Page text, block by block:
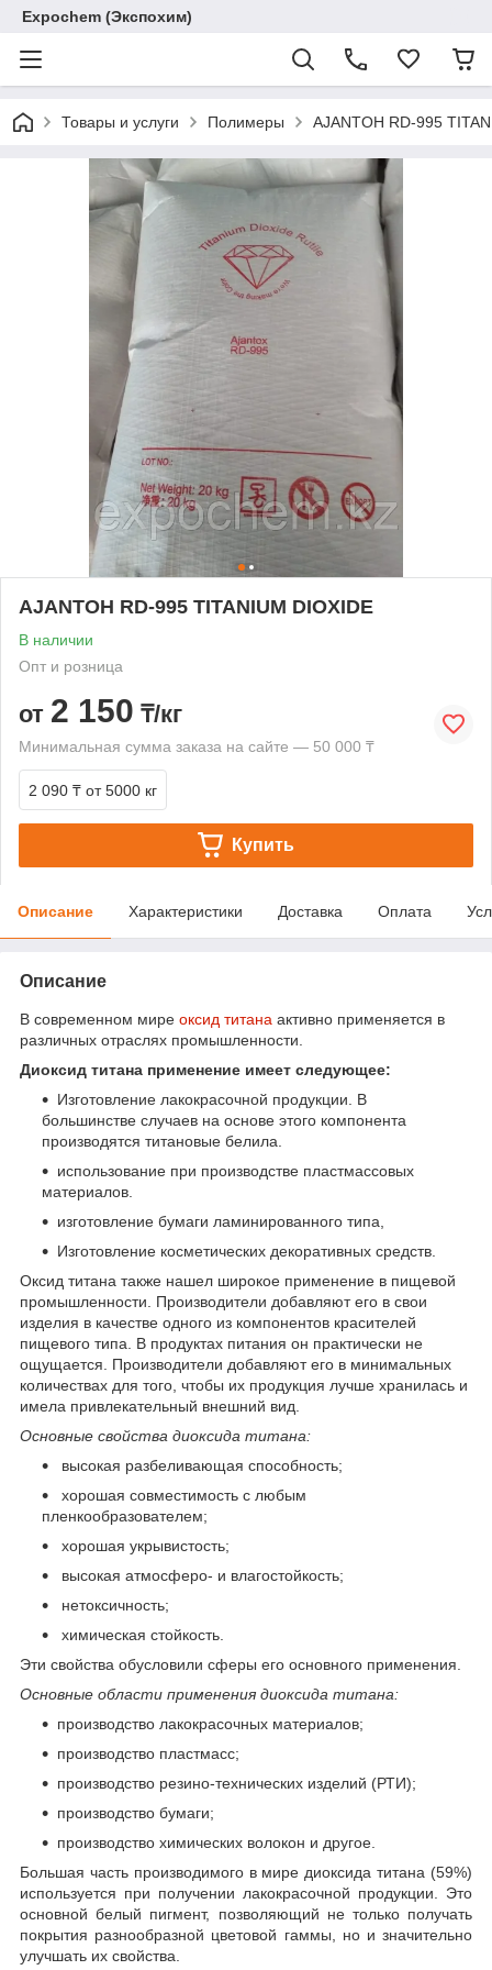
Expochem (Экспохим)
Товары и услуги Полимеры AJANTOH RD-995
AJANTOH RD-995 TITANIUM DIOXIDE
В наличии
Опт и розница
от 2 150 ₸/кг
Минимальная сумма заказа на сайте — 50 000 ₸
2 090 ₸ от 5000 кг
Купить
Описание Характеристики Доставка Оплата
Описание
В современном мире оксид титана активно применяется в
различных отраслях промышленности.
Диоксид титана применение имеет следующее:
Изготовление лакокрасочной продукции. В
большинстве случаев на основе этого компонента
производятся титановые белила.
использование при производстве пластмассовых
материалов.
изготовление бумаги ламинированного типа,
Изготовление косметических декоративных средств.
Оксид титана также нашел широкое применение в пищевой
промышленности. Производители добавляют его в свои
изделия в качестве одного из компонентов красителей
пищевого типа. В продуктах питания он практически не
ощущается. Производители добавляют его в минимальных
количествах для того, чтобы их продукция лучше хранилась и
имела привлекательный внешний вид.
Основные свойства диоксида титана:
высокая разбеливающая способность;
хорошая совместимость с любым
пленкообразователем;
хорошая укрывистость;
высокая атмосферо- и влагостойкость;
нетоксичность;
химическая стойкость.
Эти свойства обусловили сферы его основного применения.
Основные области применения диоксида титана:
производство лакокрасочных материалов;
производство пластмасс;
производство резино-технических изделий (РТИ);
производство бумаги;
производство химических волокон и другое.
Большая часть производимого в мире диоксида титана (59%)
используется при получении лакокрасочной продукции. Это
основной белый пигмент, позволяющий не только получать
покрытия разнообразной цветовой гаммы, но и значительно
улучшать их свойства.